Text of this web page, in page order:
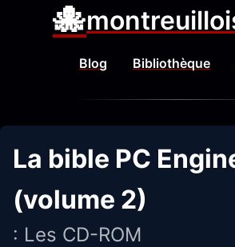
🐙
Blog Bibliothèque
La bible PC
(volume 2)
: Les CD-ROM